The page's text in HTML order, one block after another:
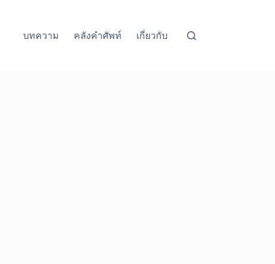
บทความ
คลังคำศัพท์ เกี่ยวกับ